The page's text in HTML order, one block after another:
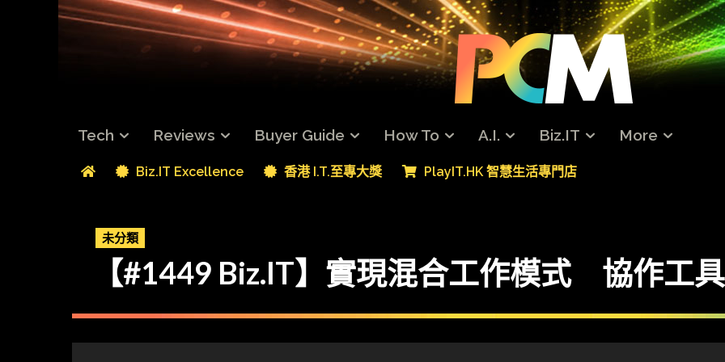
Tech Reviews Buyer Guide How To A.I. Biz.IT More
Biz.IT Excellence 香港 I.T.至專大獎 PlayIT.HK 智慧生活專門店
未分類
【#1449 Biz.IT】實現混合工作模式 協作工